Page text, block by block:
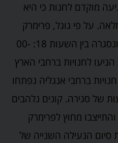
מוקדם לחנות כי היא
על פי גוגל, פרימרק
הייתה הכי שקטה בבוקר ונסגרה בין השעות 18: 00-
הגיעו לחנויות ברחבי הארץ
ברחבי אנגליה נפתחו
של סגירה. קונים נלהבים
מחוץ לפרימרק
סיום הנעילה השנייה של